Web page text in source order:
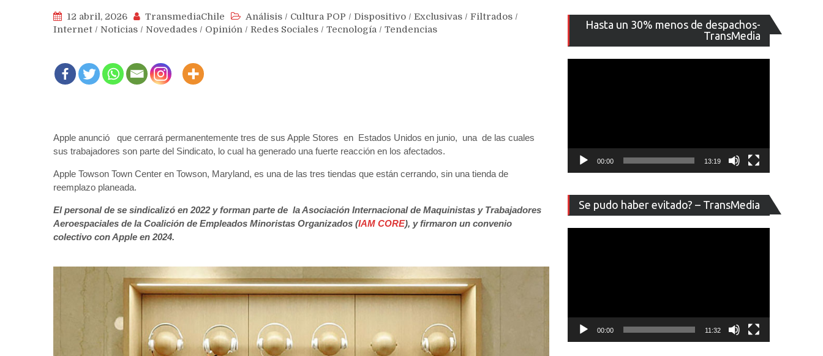
12 abril, 2026 TransmediaChile Análisis / Cultura POP / Dispositivo / Exclusivas / Filtrados /
Internet / Noticias / Novedades / Opinión / Redes Sociales / Tecnología / Tendencias
Apple anunció que cerrará permanentemente tres de sus Apple Stores en Estados Unidos en junio, una de las cuales
sus trabajadores son parte del Sindicato, lo cual ha generado una fuerte reacción en los afectados.
Apple Towson Town Center en Towson, Maryland, es una de las tres tiendas que están cerrando, sin una tienda de
reemplazo planeada.
El personal de se sindicalizó en 2022 y forman parte de la Asociación Internacional de Maquinistas y Trabajadores
Aeroespaciales de la Coalición de Empleados Minoristas Organizados (IAM CORE), y firmaron un convenio
colectivo con Apple en 2024.
Hasta un 30% menos de despachos-
TransMedia
de
vídeo
00:00 13:19
Se pudo haber evitado? – TransMedia
de
vídeo
00:00 11:32